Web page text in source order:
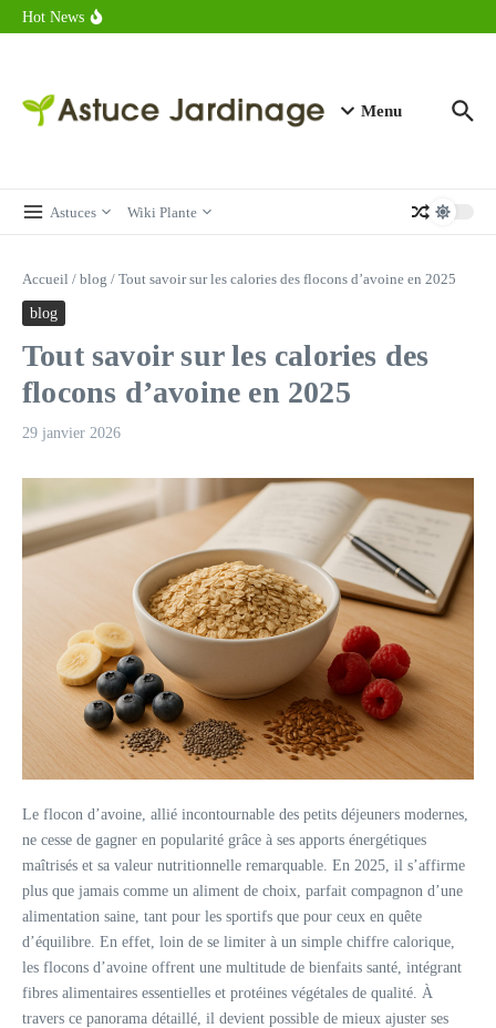
Aller au contenu
Hot News
Combien de calories dans un croque monsieur en 2025 ?
Menu
Astuces Wiki Plante
Accueil / blog / Tout savoir sur les calories des flocons d’avoine en 2025
blog
Tout savoir sur les calories des
flocons d’avoine en 2025
29 janvier 2026
Le flocon d’avoine, allié incontournable des petits déjeuners modernes,
ne cesse de gagner en popularité grâce à ses apports énergétiques
maîtrisés et sa valeur nutritionnelle remarquable. En 2025, il s’affirme
plus que jamais comme un aliment de choix, parfait compagnon d’une
alimentation saine, tant pour les sportifs que pour ceux en quête
d’équilibre. En effet, loin de se limiter à un simple chiffre calorique,
les flocons d’avoine offrent une multitude de bienfaits santé, intégrant
fibres alimentaires essentielles et protéines végétales de qualité. À
travers ce panorama détaillé, il devient possible de mieux ajuster ses